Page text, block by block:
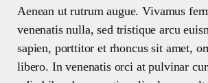
Aenean ut rutrum augue. Vivamus
venenatis nulla, sed tristique arcu
sapien, porttitor et rhoncus sit amet,
libero. In venenatis orci at pulvinar